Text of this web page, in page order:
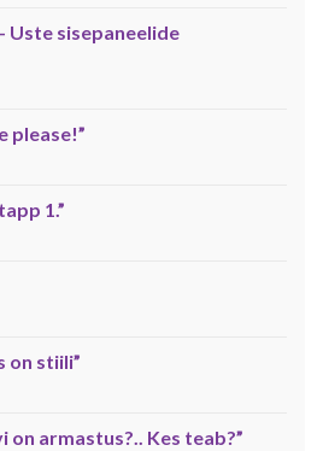
Uste sisepaneelide
please!”
1.”
on stiili”
on armastus?.. Kes teab?”